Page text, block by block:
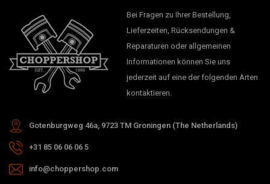
Bei Fragen zu Ihrer Bestellung,
Lieferzeiten, Rücksendungen &
Reparaturen oder allgemeinen
Informationen können Sie uns
jederzeit auf eine der folgenden Arten
kontaktieren.
Gotenburgweg 46a, 9723 TM Groningen (The Netherlands)
+31 85 06 06 06 5
info@choppershop.com